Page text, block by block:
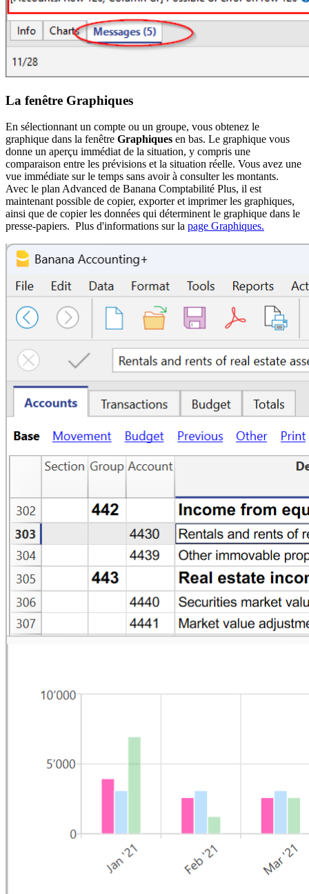
La fenêtre Graphiques
En sélectionnant un compte ou un groupe, vous obtenez le
graphique dans la fenêtre Graphiques en bas. Le graphique vous
donne un aperçu immédiat de la situation, y compris une
comparaison entre les prévisions et la situation réelle. Vous avez une
vue immédiate sur le temps sans avoir à consulter les montants.
Avec le plan Advanced de Banana Comptabilité Plus, il est
maintenant possible de copier, exporter et imprimer les graphiques,
ainsi que de copier les données qui déterminent le graphique dans le
presse-papiers. Plus d'informations sur la page Graphiques.